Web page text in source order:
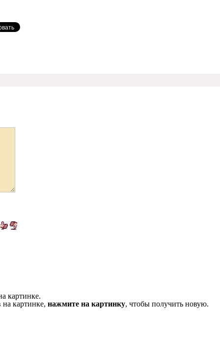
картинке.
картинке, нажмите на картинку, чтобы получить новую.